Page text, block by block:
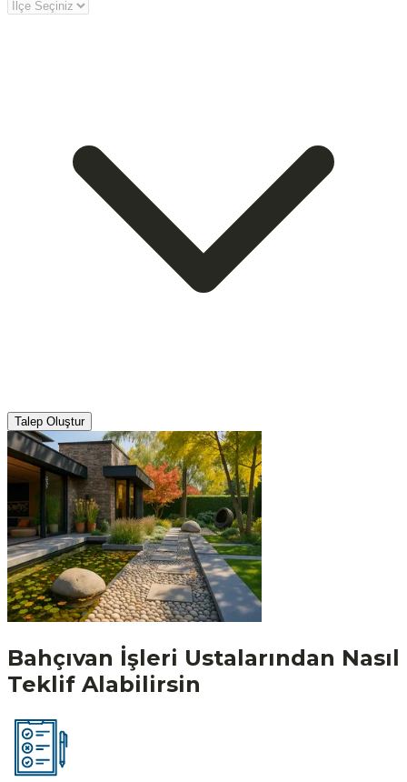
Talep Oluştur
Bahçıvan İşleri Ustalarından Nasıl
Teklif Alabilirsin